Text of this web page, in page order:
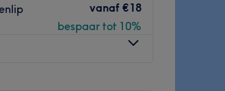
vanaf €18
bespaar tot 10%